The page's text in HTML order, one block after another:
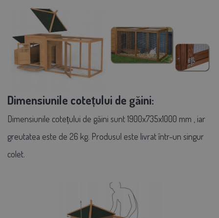
Dimensiunile cotețului de găini:
Dimensiunile cotețului de găini sunt1900x735x1000 mm , iar
greutatea este de 26 kg. Produsul este livrat într-un singur
colet.